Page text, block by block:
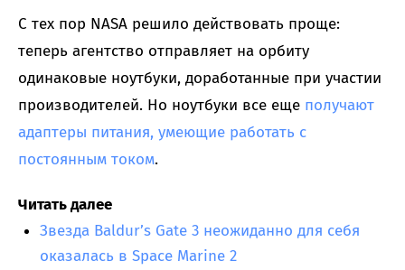
С тех пор NASA решило действовать проще:
теперь агентство отправляет на орбиту
одинаковые ноутбуки, доработанные при участии
производителей. Но ноутбуки все еще получают
адаптеры питания, умеющие работать с
постоянным током.
Читать далее
Звезда Baldur’s Gate 3 неожиданно для себя
оказалась в Space Marine 2